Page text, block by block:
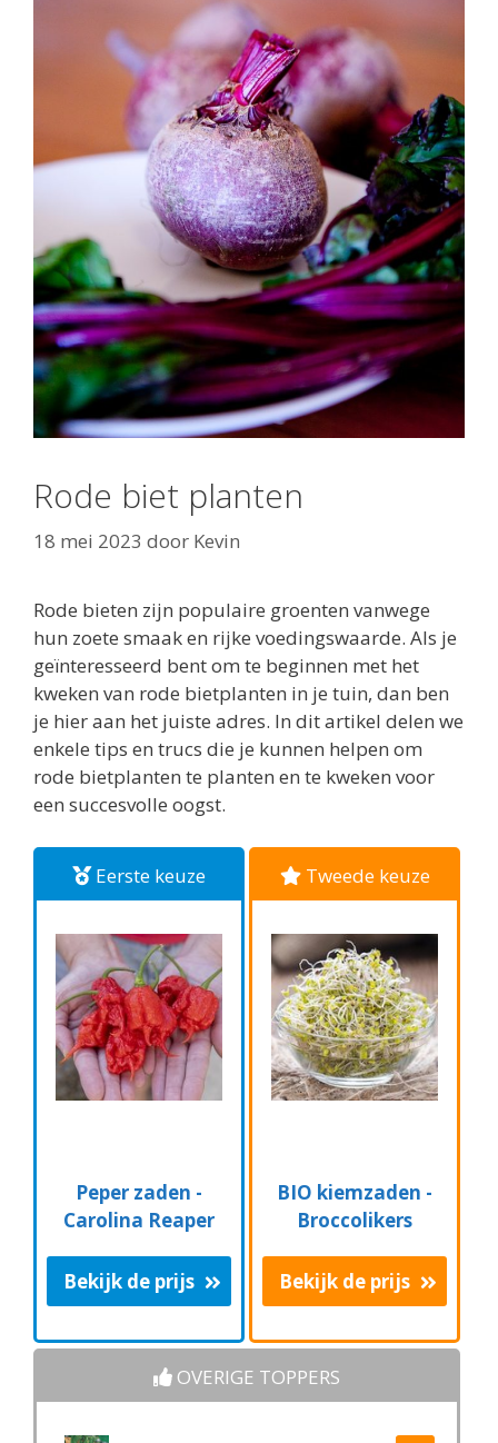
Rode biet planten
18 mei 2023 door Kevin
Rode bieten zijn populaire groenten vanwege
hun zoete smaak en rijke voedingswaarde. Als je
geïnteresseerd bent om te beginnen met het
kweken van rode bietplanten in je tuin, dan ben
je hier aan het juiste adres. In dit artikel delen we
enkele tips en trucs die je kunnen helpen om
rode bietplanten te planten en te kweken voor
een succesvolle oogst.
Eerste keuze
Peper zaden -
Carolina Reaper
Bekijk de prijs
Tweede keuze
BIO kiemzaden -
Broccolikers
Bekijk de prijs
OVERIGE TOPPERS